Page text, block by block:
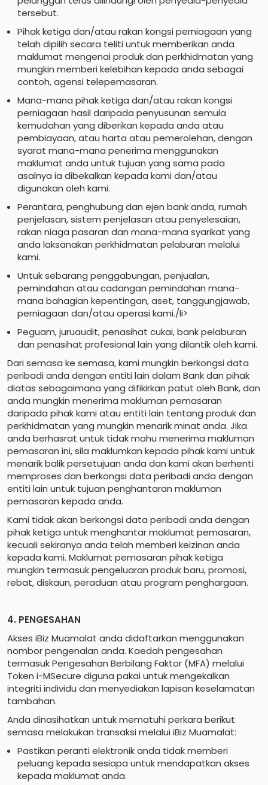
tersebut.
Pihak ketiga dan/atau rakan kongsi perniagaan yang
telah dipilih secara teliti untuk memberikan anda
maklumat mengenai produk dan perkhidmatan yang
mungkin memberi kelebihan kepada anda sebagai
contoh, agensi telepemasaran.
Mana-mana pihak ketiga dan/atau rakan kongsi
perniagaan hasil daripada penyusunan semula
kemudahan yang diberikan kepada anda atau
pembiayaan, atau harta atau pemerolehan, dengan
syarat mana-mana penerima menggunakan
maklumat anda untuk tujuan yang sama pada
asalnya ia dibekalkan kepada kami dan/atau
digunakan oleh kami.
Perantara, penghubung dan ejen bank anda, rumah
penjelasan, sistem penjelasan atau penyelesaian,
rakan niaga pasaran dan mana-mana syarikat yang
anda laksanakan perkhidmatan pelaburan melalui
kami.
Untuk sebarang penggabungan, penjualan,
pemindahan atau cadangan pemindahan mana-
mana bahagian kepentingan, aset, tanggungjawab,
perniagaan dan/atau operasi kami./li>
Peguam, juruaudit, penasihat cukai, bank pelaburan
dan penasihat profesional lain yang dilantik oleh kami.
Dari semasa ke semasa, kami mungkin berkongsi data
peribadi anda dengan entiti lain dalam Bank dan pihak
diatas sebagaimana yang difikirkan patut oleh Bank, dan
anda mungkin menerima makluman pemasaran
daripada pihak kami atau entiti lain tentang produk dan
perkhidmatan yang mungkin menarik minat anda. Jika
anda berhasrat untuk tidak mahu menerima makluman
pemasaran ini, sila maklumkan kepada pihak kami untuk
menarik balik persetujuan anda dan kami akan berhenti
memproses dan berkongsi data peribadi anda dengan
entiti lain untuk tujuan penghantaran makluman
pemasaran kepada anda.
Kami tidak akan berkongsi data peribadi anda dengan
pihak ketiga untuk menghantar maklumat pemasaran,
kecuali sekiranya anda telah memberi keizinan anda
kepada kami. Maklumat pemasaran pihak ketiga
mungkin termasuk pengeluaran produk baru, promosi,
rebat, diskaun, peraduan atau program penghargaan.
4. PENGESAHAN
Akses iBiz Muamalat anda didaftarkan menggunakan
nombor pengenalan anda. Kaedah pengesahan
termasuk Pengesahan Berbilang Faktor (MFA) melalui
Token i-MSecure diguna pakai untuk mengekalkan
integriti individu dan menyediakan lapisan keselamatan
tambahan.
Anda dinasihatkan untuk mematuhi perkara berikut
semasa melakukan transaksi melalui iBiz Muamalat:
Pastikan peranti elektronik anda tidak memberi
peluang kepada sesiapa untuk mendapatkan akses
kepada maklumat anda.